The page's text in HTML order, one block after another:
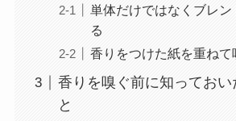
単体だけではなくブレン
る
香りをつけた紙を重ねて
香りを嗅ぐ前に知っておい
と